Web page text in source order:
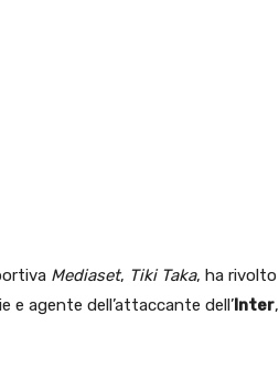
Mediaset, Tiki Taka, ha rivolto
e agente dell’attaccante dell’Inter,